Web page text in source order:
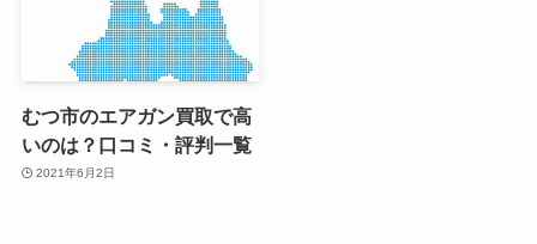
むつ市のエアガン買取で高
いのは？口コミ・評判一覧
2021年6月2日